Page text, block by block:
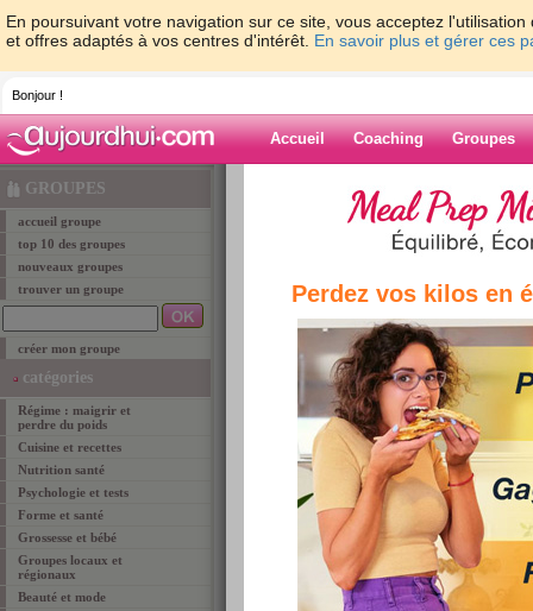
En poursuivant votre navigation sur ce site, vous acceptez
et offres adaptés à vos centres d'intérêt. En savoir plus et gérer ces
Bonjour !
Accueil Coaching Groupes
GROUPES
accueil groupe
top 10 des groupes
nouveaux groupes
trouver un groupe
créer mon groupe
catégories
Régime : maigrir et
perdre du poids
Cuisine et recettes
Nutrition santé
Psychologie et tests
Forme et santé
Grossesse et bébé
Groupes locaux et
régionaux
Beauté et mode
Les groupes
Ces groupes rassemblent toutes les
pourrez ainsi vous faire rapidement des
surtout de vos premiers résultats. Vous
auquel vous allez commencer à maigrir. Il ne
de votre nouveau groupe pour vous soutenir
astuces minceur et suivez les progrès de vos
programme (ex: St-Sylvestre si vous
pour rechercher un groupe ou un sujet
Perdez vos kilos en